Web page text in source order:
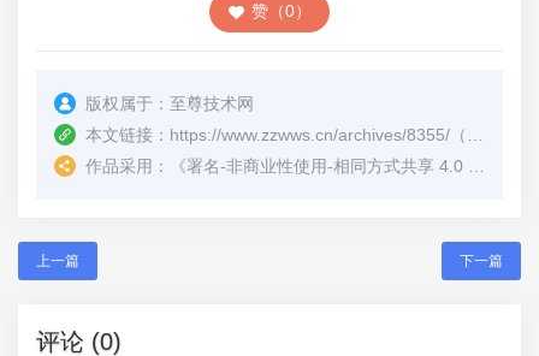
赞（0）
版权属于： 至尊技术网
本文链接： https://www.zzwws.cn/archives/8355/ （转载时请注明本文出处及文章链接）
作品采用：
《署名-非商业性使用-相同方式共享 4.0 国际 (CC BY-NC-SA 4.0)
上一篇 下一篇
评论 (0)